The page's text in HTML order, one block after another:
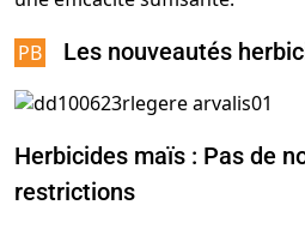
Les nouveautés
Herbicides maïs : Pas de
restrictions